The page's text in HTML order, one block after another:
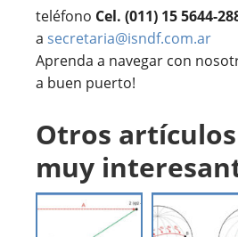
teléfono Cel. (011) 15 5644-
a secretaria@isndf.com.ar
Aprenda a navegar con
a buen puerto!
Otros
muy